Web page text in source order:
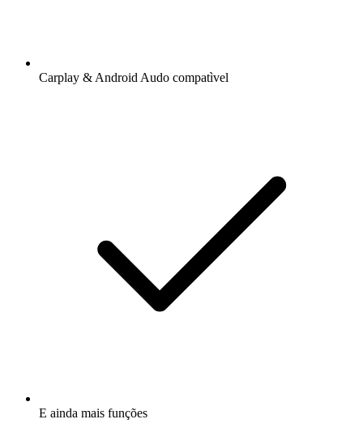
Carplay & Android Audo compatìvel
E ainda mais funções